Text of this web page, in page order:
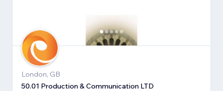
London, GB
50.01 Production & Communication LTD